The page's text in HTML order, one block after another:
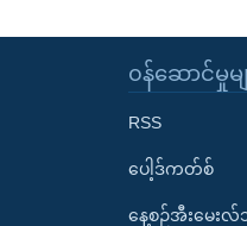
၀န်ဆောင်မှုမျ
RSS
ပေါ့ဒ်ကတ်စ်
နေ့စဉ်အီးမေး